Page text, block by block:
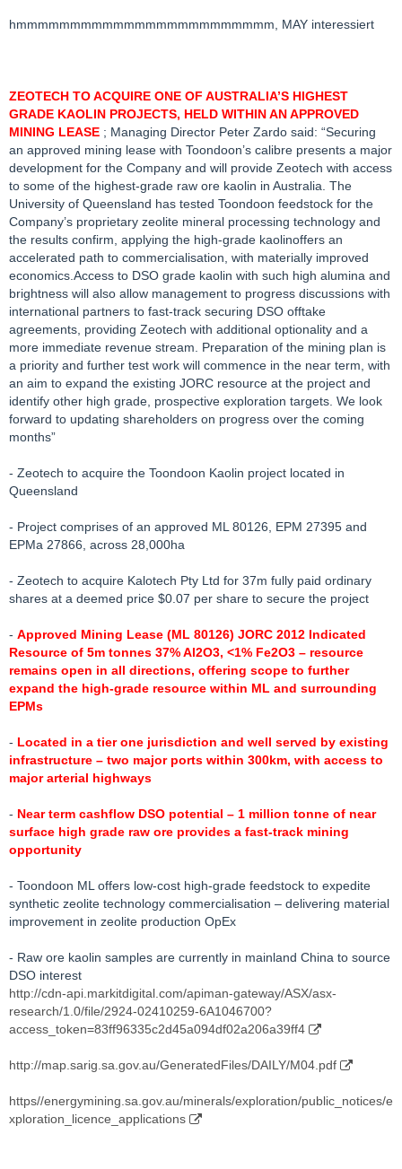
hmmmmmmmmmmmmmmmmmmmmmmmm, MAY interessiert
ZEOTECH TO ACQUIRE ONE OF AUSTRALIA’S HIGHEST
GRADE KAOLIN PROJECTS, HELD WITHIN AN APPROVED
MINING LEASE ; Managing Director Peter Zardo said: “Securing
an approved mining lease with Toondoon’s calibre presents a major
development for the Company and will provide Zeotech with access
to some of the highest-grade raw ore kaolin in Australia. The
University of Queensland has tested Toondoon feedstock for the
Company’s proprietary zeolite mineral processing technology and
the results confirm, applying the high-grade kaolinoffers an
accelerated path to commercialisation, with materially improved
economics.Access to DSO grade kaolin with such high alumina and
brightness will also allow management to progress discussions with
international partners to fast-track securing DSO offtake
agreements, providing Zeotech with additional optionality and a
more immediate revenue stream. Preparation of the mining plan is
a priority and further test work will commence in the near term, with
an aim to expand the existing JORC resource at the project and
identify other high grade, prospective exploration targets. We look
forward to updating shareholders on progress over the coming
months”
- Zeotech to acquire the Toondoon Kaolin project located in
Queensland
- Project comprises of an approved ML 80126, EPM 27395 and
EPMa 27866, across 28,000ha
- Zeotech to acquire Kalotech Pty Ltd for 37m fully paid ordinary
shares at a deemed price $0.07 per share to secure the project
- Approved Mining Lease (ML 80126) JORC 2012 Indicated
Resource of 5m tonnes 37% Al2O3, <1% Fe2O3 – resource
remains open in all directions, offering scope to further
expand the high-grade resource within ML and surrounding
EPMs
- Located in a tier one jurisdiction and well served by existing
infrastructure – two major ports within 300km, with access to
major arterial highways
- Near term cashflow DSO potential – 1 million tonne of near
surface high grade raw ore provides a fast-track mining
opportunity
- Toondoon ML offers low-cost high-grade feedstock to expedite
synthetic zeolite technology commercialisation – delivering material
improvement in zeolite production OpEx
- Raw ore kaolin samples are currently in mainland China to source
DSO interest
http://cdn-api.markitdigital.com/apiman-gateway/ASX/asx-
research/1.0/file/2924-02410259-6A1046700?
access_token=83ff96335c2d45a094df02a206a39ff4
http://map.sarig.sa.gov.au/GeneratedFiles/DAILY/M04.pdf
https//energymining.sa.gov.au/minerals/exploration/public_notices/e
xploration_licence_applications